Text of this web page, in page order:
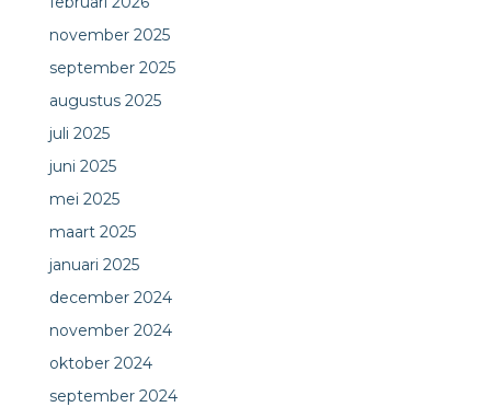
november 2025
september 2025
augustus 2025
juli 2025
juni 2025
mei 2025
maart 2025
januari 2025
december 2024
november 2024
oktober 2024
september 2024